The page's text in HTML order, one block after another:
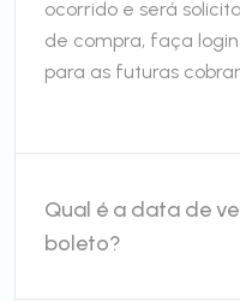
ocorrido e será
de compra, faça
para as futuras
Qual é a data de
boleto?